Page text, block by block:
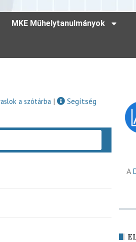
MKE Műhelytanulmányok
a szótárba |
Segítség
A